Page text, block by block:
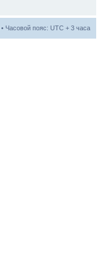
• Часовой пояс: UTC + 3 часа